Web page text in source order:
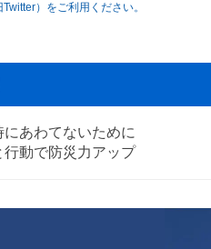
）をご利用ください。
にあわてないために
行動で防災力アップ